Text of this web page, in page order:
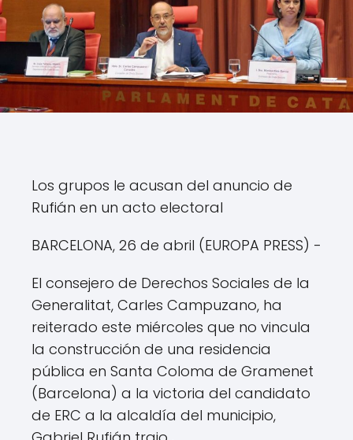
Los grupos le acusan del anuncio de
Rufián en un acto electoral
BARCELONA, 26 de abril (EUROPA PRESS) -
El consejero de Derechos Sociales de la
Generalitat, Carles Campuzano, ha
reiterado este miércoles que no vincula
la construcción de una residencia
pública en Santa Coloma de Gramenet
(Barcelona) a la victoria del candidato
de ERC a la alcaldía del municipio,